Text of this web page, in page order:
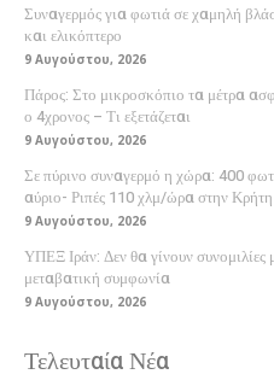
Συναγερμός για φωτιά σε χαμηλή
και ελικόπτερο
9 Αυγούστου, 2026
Πάρος: Στο μικροσκόπιο τα μέτρα
ο 4χρονος – Τι εξετάζεται
9 Αυγούστου, 2026
Σε πύρινο συναγερμό η χώρα: 400
αύριο- Ριπές 110 χλμ/ώρα στην Κρήτη
9 Αυγούστου, 2026
ΥΠΕΞ Ιράν: Δεν θα γίνουν
μεταβατική συμφωνία
9 Αυγούστου, 2026
Τελευταία Νέα